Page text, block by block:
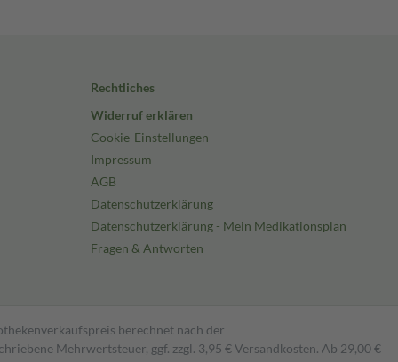
Rechtliches
Widerruf erklären
Cookie-Einstellungen
Impressum
AGB
Datenschutzerklärung
Datenschutzerklärung - Mein Medikationsplan
Fragen & Antworten
berechnet nach der
Mehrwertsteuer, ggf. zzgl. 3,95 € Versandkosten. Ab 29,00 €